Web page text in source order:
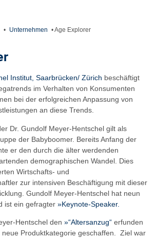
• Unternehmen •Age Explorer
Institut, Saarbrücken/ Zürich beschäftigt
im Verhalten von Konsumenten
bei der erfolgreichen Anpassung von
an diese Trends.
Dr. Gundolf Meyer-Hentschel gilt als
der Babyboomer. Bereits Anfang der
er den durch die älter werdenden
demographischen Wandel. Dies
Wirtschafts- und
zur intensiven Beschäftigung mit dieser
Gundolf Meyer-Hentschel hat neun
ist ein gefragter »Keynote-Speaker.
Hentschel den »“Altersanzug“ erfunden
neue Produktkategorie geschaffen. Ziel war